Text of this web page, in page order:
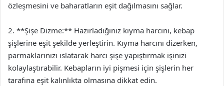
özleşmesini ve baharatların eşit dağılmasını sağlar.
2. **Şişe Dizme:** Hazırladığınız kıyma harcını, kebap
şişlerine eşit şekilde yerleştirin. Kıyma harcını dizerken,
parmaklarınızı ıslatarak harcı şişe yapıştırmak işinizi
kolaylaştırabilir. Kebapların iyi pişmesi için şişlerin her
tarafına eşit kalınlıkta olmasına dikkat edin.